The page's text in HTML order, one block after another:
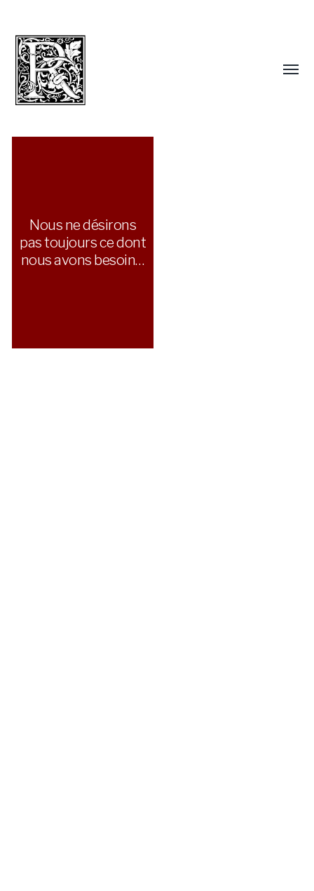
Nous ne désirons
pas toujours ce dont
nous avons besoin…